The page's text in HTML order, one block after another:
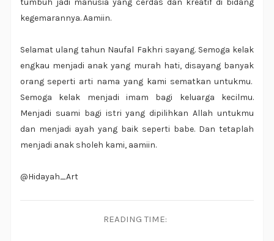
tumbuh jadi manusia yang cerdas dan kreatif di bidang
kegemarannya. Aamiin.
Selamat ulang tahun Naufal Fakhri sayang. Semoga kelak
engkau menjadi anak yang murah hati, disayang banyak
orang seperti arti nama yang kami sematkan untukmu.
Semoga kelak menjadi imam bagi keluarga kecilmu.
Menjadi suami bagi istri yang dipilihkan Allah untukmu
dan menjadi ayah yang baik seperti babe. Dan tetaplah
menjadi anak sholeh kami, aamiin.
@Hidayah_Art
READING TIME: